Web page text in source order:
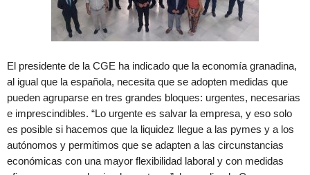
El presidente de la CGE ha indicado que la economía granadina,
al igual que la española, necesita que se adopten medidas que
pueden agruparse en tres grandes bloques: urgentes, necesarias
e imprescindibles. “Lo urgente es salvar la empresa, y eso solo
es posible si hacemos que la liquidez llegue a las pymes y a los
autónomos y permitimos que se adapten a las circunstancias
económicas con una mayor flexibilidad laboral y con medidas